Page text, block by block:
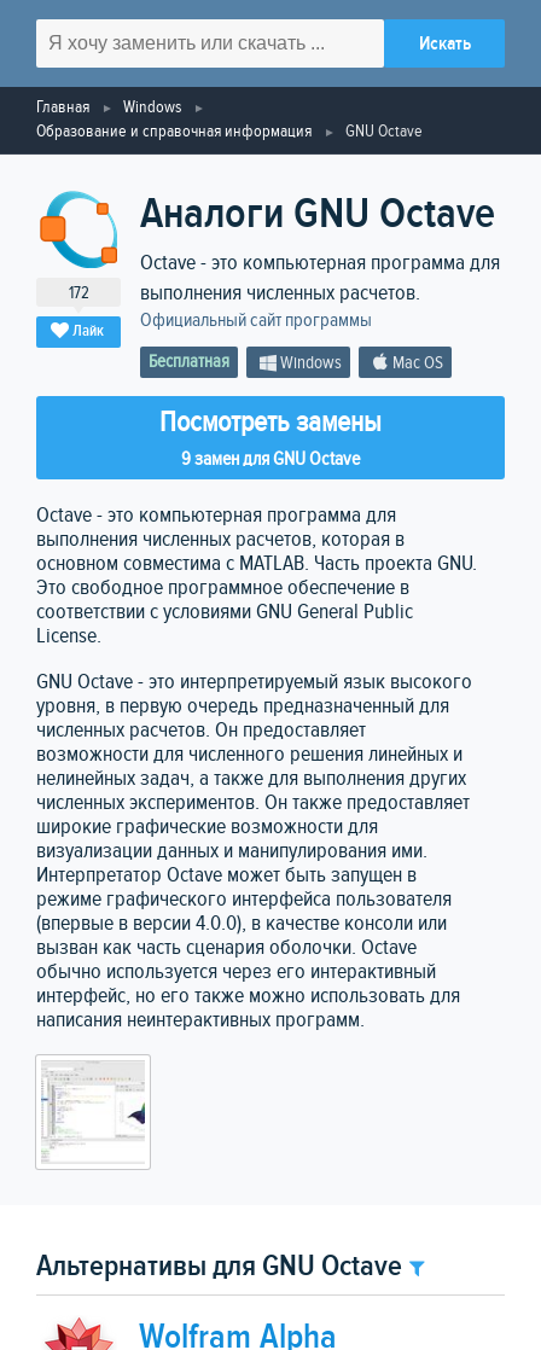
Главная
Windows
Образование и справочная информация
GNU Octave
172
Лайк
Аналоги GNU Octave
Octave - это компьютерная программа для
выполнения численных расчетов.
Официальный сайт программы
Бесплатная Windows Mac OS
Посмотреть замены
9 замен для GNU Octave
Octave - это компьютерная программа для
выполнения численных расчетов, которая в
основном совместима с MATLAB. Часть проекта GNU.
Это свободное программное обеспечение в
соответствии с условиями GNU General Public
License.
GNU Octave - это интерпретируемый язык высокого
уровня, в первую очередь предназначенный для
численных расчетов. Он предоставляет
возможности для численного решения линейных и
нелинейных задач, а также для выполнения других
численных экспериментов. Он также предоставляет
широкие графические возможности для
визуализации данных и манипулирования ими.
Интерпретатор Octave может быть запущен в
режиме графического интерфейса пользователя
(впервые в версии 4.0.0), в качестве консоли или
вызван как часть сценария оболочки. Octave
обычно используется через его интерактивный
интерфейс, но его также можно использовать для
написания неинтерактивных программ.
Альтернативы для GNU Octave
Wolfram Alpha